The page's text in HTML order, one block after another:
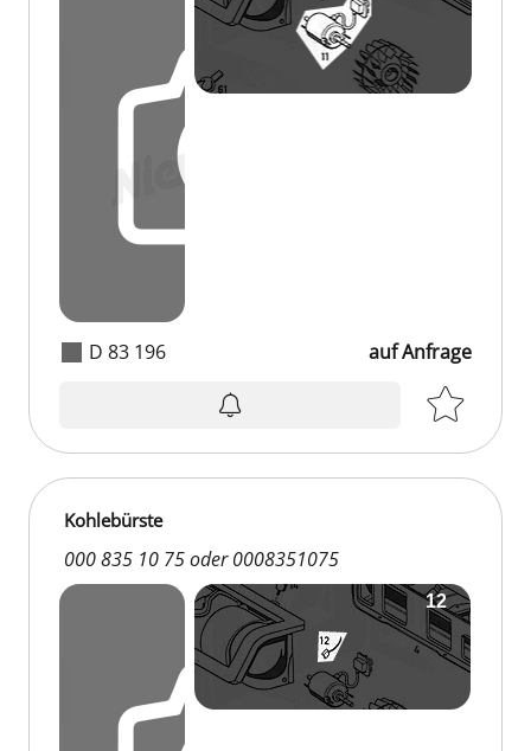
D 83 196 auf Anfrage
Kohlebürste
000 835 10 75 oder 0008351075